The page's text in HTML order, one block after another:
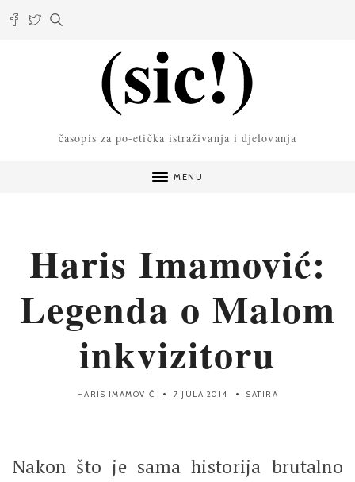
časopis za po-etička istraživanja i djelovanja
MENU
Haris Imamović:
Legenda o Malom
inkvizitoru
HARIS IMAMOVIĆ 7 JULA 2014 SATIRA
Nakon što je sama historija brutalno